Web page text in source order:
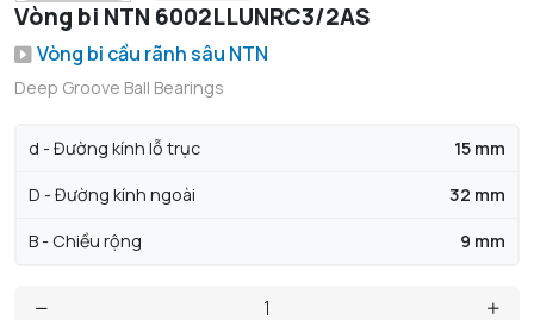
Vòng bi NTN 6002LLUNRC3/2AS
Vòng bi cầu rãnh sâu NTN
Deep Groove Ball Bearings
d - Đường kính lỗ trục 15 mm
D - Đường kính ngoài 32 mm
B - Chiều rộng 9 mm